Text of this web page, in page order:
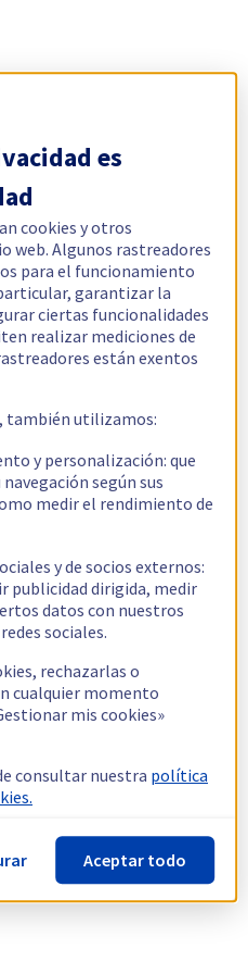
es
cookies y otros
web. Algunos rastreadores
para el funcionamiento
garantizar la
ciertas funcionalidades
realizar mediciones de
están exentos
también utilizamos:
y personalización: que
según sus
medir el rendimiento de
y de socios externos:
publicidad dirigida, medir
datos con nuestros
sociales.
rechazarlas o
cualquier momento
mis cookies»
consultar nuestra política
Aceptar todo